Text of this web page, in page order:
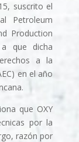
suscrito el
Petroleum
Production
que dicha
a la
en el año
que OXY
por la
razón por